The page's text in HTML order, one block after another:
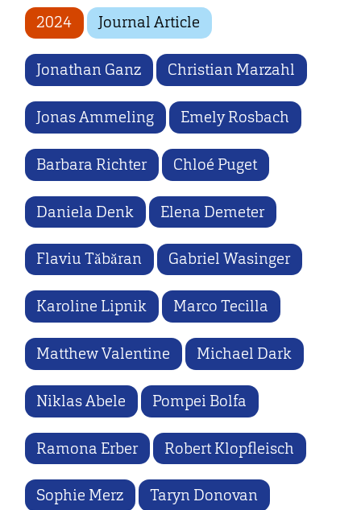
2024 Journal Article
Jonathan Ganz Christian Marzahl
Jonas Ammeling Emely Rosbach
Barbara Richter Chloé Puget
Daniela Denk Elena Demeter
Flaviu Tăbăran Gabriel Wasinger
Karoline Lipnik Marco Tecilla
Matthew Valentine Michael Dark
Niklas Abele Pompei Bolfa
Ramona Erber Robert Klopfleisch
Sophie Merz Taryn Donovan